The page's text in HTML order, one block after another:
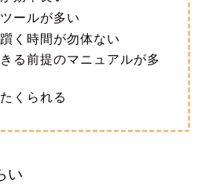
ールが多い
く時間が勿体ない
る前提のマニュアルが多
くられる
い